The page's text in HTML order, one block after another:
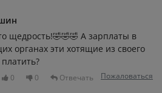
щедрость!🤣🤣🤣 А зарплаты в
органах эти хотящие из своего
0 0 Отвечать Пожаловаться